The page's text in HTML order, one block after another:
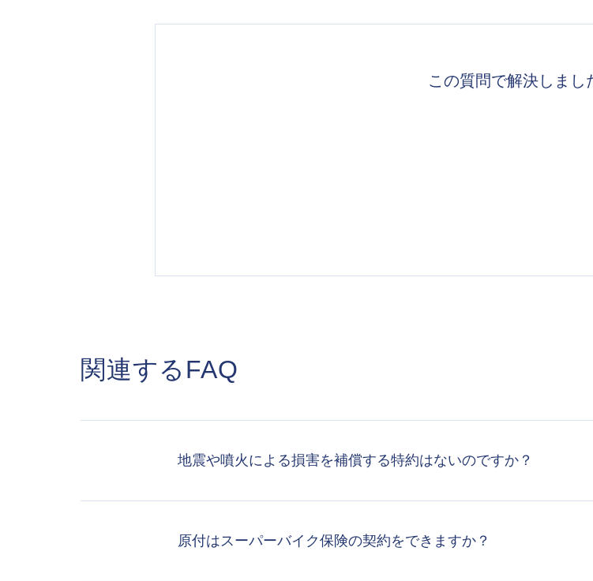
この質問で解決しまし
関連するFAQ
地震や噴火による損害を補償する特約はないのですか？
原付はスーパーバイク保険の契約をできますか？